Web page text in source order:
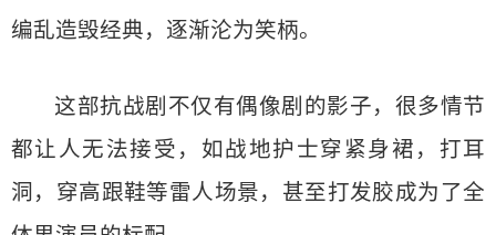
编乱造毁经典，逐渐沦为笑柄。
这部抗战剧不仅有偶像剧的影子，很多情节
都让人无法接受，如战地护士穿紧身裙，打耳
洞，穿高跟鞋等雷人场景，甚至打发胶成为了全